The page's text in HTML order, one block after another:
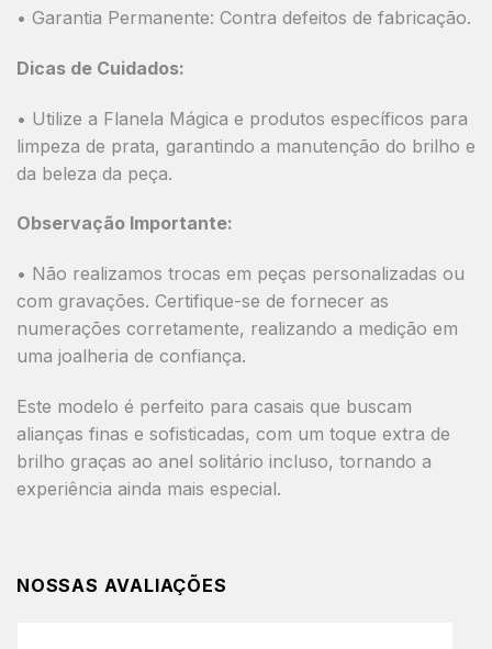
• Garantia Permanente: Contra defeitos de fabricação.
Dicas de Cuidados:
• Utilize a Flanela Mágica e produtos específicos para
limpeza de prata, garantindo a manutenção do brilho e
da beleza da peça.
Observação Importante:
• Não realizamos trocas em peças personalizadas ou
com gravações. Certifique-se de fornecer as
numerações corretamente, realizando a medição em
uma joalheria de confiança.
Este modelo é perfeito para casais que buscam
alianças finas e sofisticadas, com um toque extra de
brilho graças ao anel solitário incluso, tornando a
experiência ainda mais especial.
NOSSAS AVALIAÇÕES